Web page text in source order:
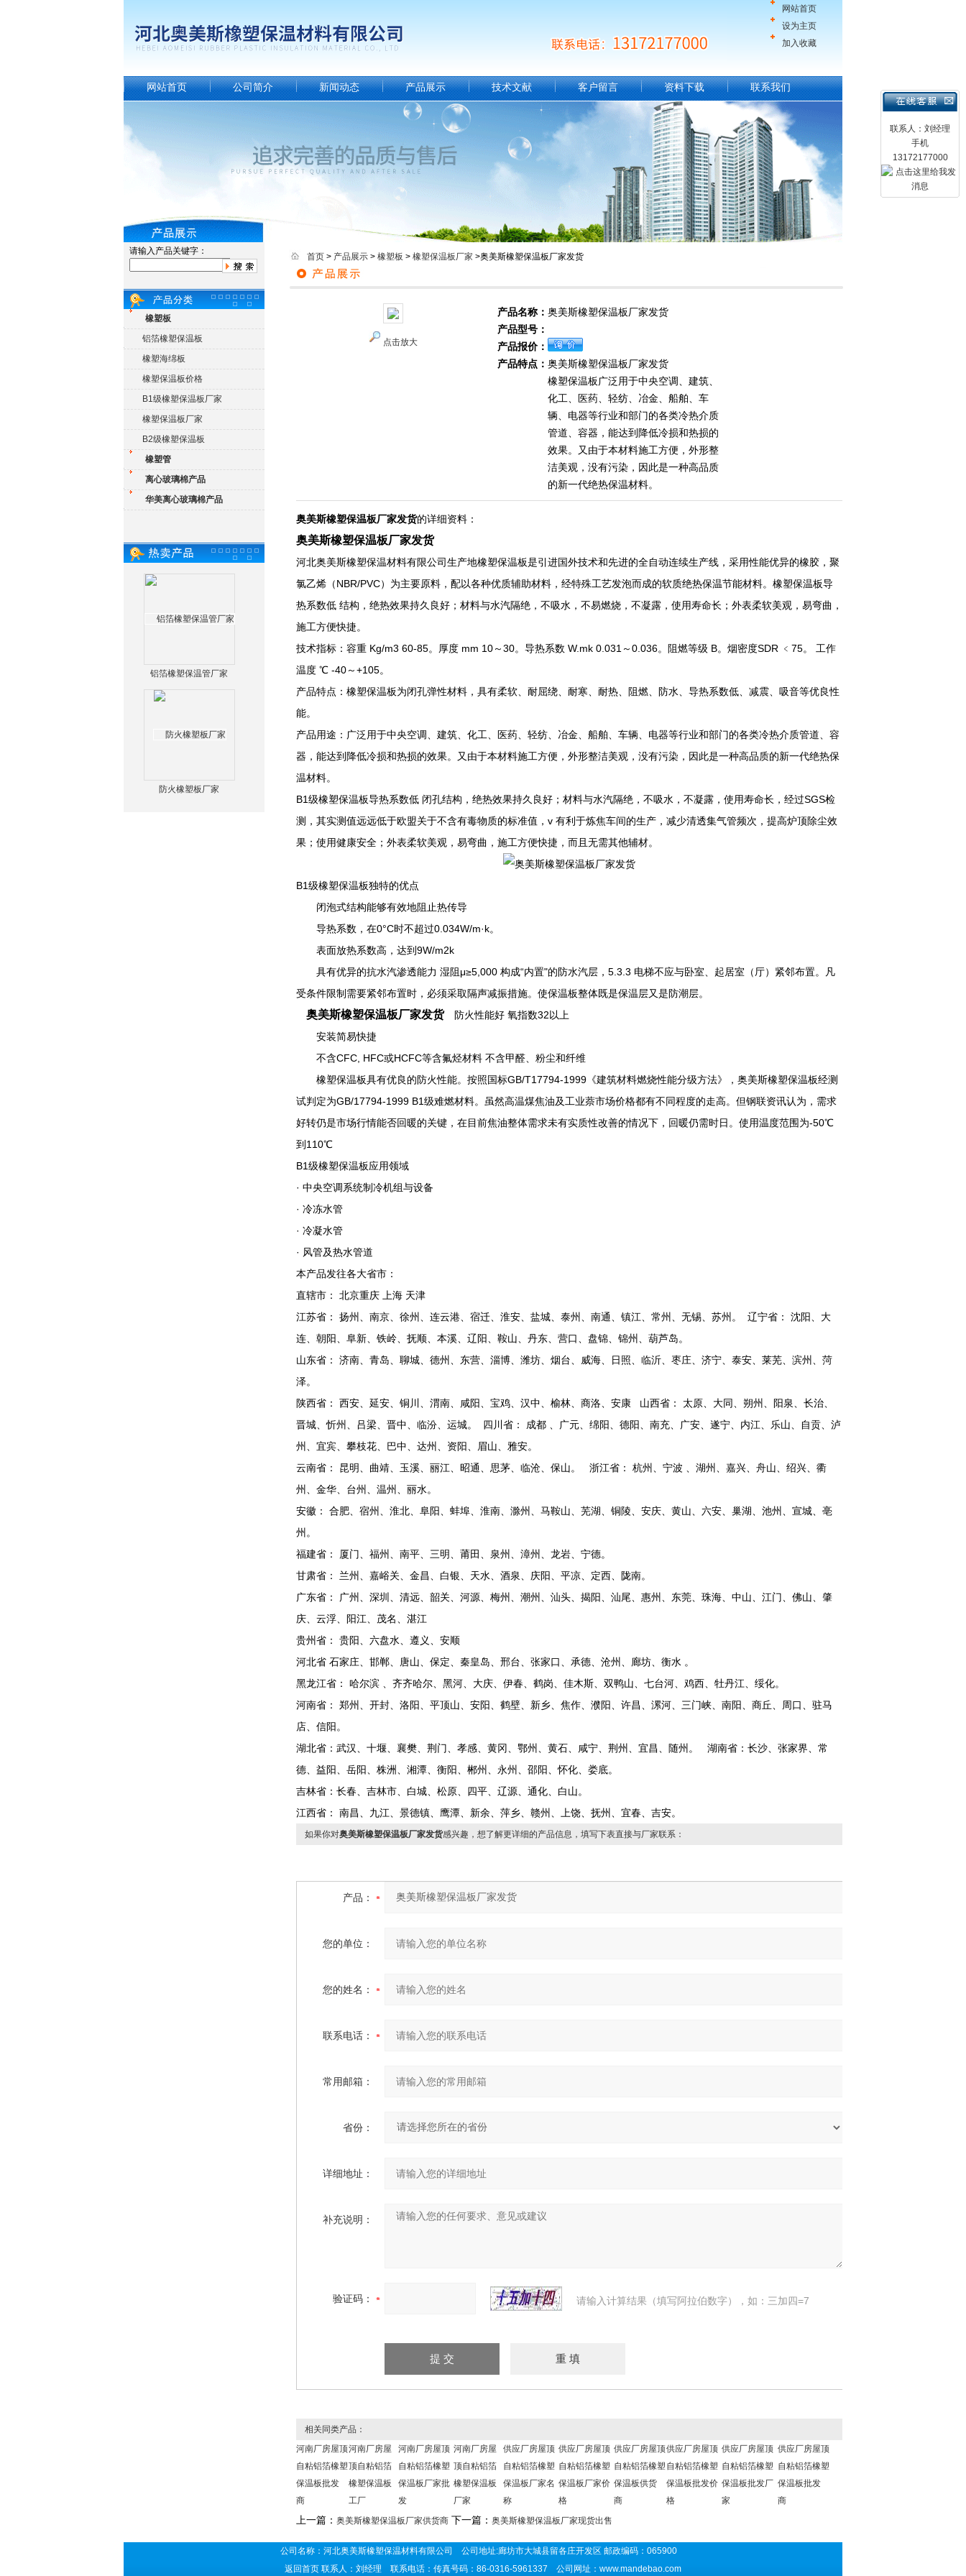
网站首页
设为主页
加入收藏
联系人：刘经理
手机
13172177000
网站首页 公司简介 新闻动态 产品展示 技术文献 客户留言 资料下载 联系我们
请输入产品关键字：
橡塑板
铝箔橡塑保温板
橡塑海绵板
橡塑保温板价格
B1级橡塑保温板厂家
橡塑保温板厂家
B2级橡塑保温板
橡塑管
离心玻璃棉产品
华美离心玻璃棉产品
铝箔橡塑保温管厂家
防火橡塑板厂家
首页 > 产品展示 > 橡塑板 > 橡塑保温板厂家 >奥美斯橡塑保温板厂家发货
点击放大
产品名称： 奥美斯橡塑保温板厂家发货
产品型号：
产品报价：
产品特点： 奥美斯橡塑保温板厂家发货
橡塑保温板广泛用于中央空调、建筑、
化工、医药、轻纺、冶金、船舶、车
辆、电器等行业和部门的各类冷热介质
管道、容器，能达到降低冷损和热损的
效果。又由于本材料施工方便，外形整
洁美观，没有污染，因此是一种高品质
的新一代绝热保温材料。
奥美斯橡塑保温板厂家发货的详细资料：
奥美斯橡塑保温板厂家发货
河北奥美斯橡塑保温材料有限公司生产地橡塑保温板是引进国外技术和先进的全自动连续生产线，采用性能优异的橡胶，聚
氯乙烯（NBR/PVC）为主要原料，配以各种优质辅助材料，经特殊工艺发泡而成的软质绝热保温节能材料。橡塑保温板导
热系数低 结构，绝热效果持久良好；材料与水汽隔绝，不吸水，不易燃烧，不凝露，使用寿命长；外表柔软美观，易弯曲，
施工方便快捷。
技术指标：容重 Kg/m3 60-85。厚度 mm 10～30。导热系数 W.mk 0.031～0.036。阻燃等级 B。烟密度SDR ﹤75。 工作
温度 ℃ -40～+105。
产品特点：橡塑保温板为闭孔弹性材料，具有柔软、耐屈绕、耐寒、耐热、阻燃、防水、导热系数低、减震、吸音等优良性
能。
产品用途：广泛用于中央空调、建筑、化工、医药、轻纺、冶金、船舶、车辆、电器等行业和部门的各类冷热介质管道、容
器，能达到降低冷损和热损的效果。又由于本材料施工方便，外形整洁美观，没有污染，因此是一种高品质的新一代绝热保
温材料。
B1级橡塑保温板导热系数低 闭孔结构，绝热效果持久良好；材料与水汽隔绝，不吸水，不凝露，使用寿命长，经过SGS检
测，其实测值远远低于欧盟关于不含有毒物质的标准值，v 有利于炼焦车间的生产，减少清透集气管频次，提高炉顶除尘效
果；使用健康安全；外表柔软美观，易弯曲，施工方便快捷，而且无需其他辅材。
B1级橡塑保温板独特的优点
闭泡式结构能够有效地阻止热传导
导热系数，在0°C时不超过0.034W/m·k。
表面放热系数高，达到9W/m2k
具有优异的抗水汽渗透能力 湿阻μ≥5,000 构成“内置"的防水汽层，5.3.3 电梯不应与卧室、起居室（厅）紧邻布置。凡
受条件限制需要紧邻布置时，必须采取隔声减振措施。使保温板整体既是保温层又是防潮层。
奥美斯橡塑保温板厂家发货防火性能好 氧指数32以上
安装简易快捷
不含CFC, HFC或HCFC等含氟烃材料 不含甲醛、粉尘和纤维
橡塑保温板具有优良的防火性能。按照国标GB/T17794-1999《建筑材料燃烧性能分级方法》，奥美斯橡塑保温板经测
试判定为GB/17794-1999 B1级难燃材料。虽然高温煤焦油及工业萘市场价格都有不同程度的走高。但钢联资讯认为，需求
好转仍是市场行情能否回暖的关键，在目前焦油整体需求未有实质性改善的情况下，回暖仍需时日。使用温度范围为-50℃
到110℃
B1级橡塑保温板应用领域
· 中央空调系统制冷机组与设备
· 冷冻水管
· 冷凝水管
· 风管及热水管道
本产品发往各大省市：
直辖市： 北京重庆 上海 天津
江苏省： 扬州、南京、徐州、连云港、宿迁、淮安、盐城、泰州、南通、镇江、常州、无锡、苏州。 辽宁省： 沈阳、大
连、朝阳、阜新、铁岭、抚顺、本溪、辽阳、鞍山、丹东、营口、盘锦、锦州、葫芦岛。
山东省： 济南、青岛、聊城、德州、东营、淄博、潍坊、烟台、威海、日照、临沂、枣庄、济宁、泰安、莱芜、滨州、菏
泽。
陕西省： 西安、延安、铜川、渭南、咸阳、宝鸡、汉中、榆林、商洛、安康 山西省： 太原、大同、朔州、阳泉、长治、
晋城、忻州、吕梁、晋中、临汾、运城。 四川省： 成都 、广元、绵阳、德阳、南充、广安、遂宁、内江、乐山、自贡、泸
州、宜宾、攀枝花、巴中、达州、资阳、眉山、雅安。
云南省： 昆明、曲靖、玉溪、丽江、昭通、思茅、临沧、保山。 浙江省： 杭州、宁波 、湖州、嘉兴、舟山、绍兴、衢
州、金华、台州、温州、丽水。
安徽： 合肥、宿州、淮北、阜阳、蚌埠、淮南、滁州、马鞍山、芜湖、铜陵、安庆、黄山、六安、巢湖、池州、宣城、亳
州。
福建省： 厦门、福州、南平、三明、莆田、泉州、漳州、龙岩、宁德。
甘肃省： 兰州、嘉峪关、金昌、白银、天水、酒泉、庆阳、平凉、定西、陇南。
广东省： 广州、深圳、清远、韶关、河源、梅州、潮州、汕头、揭阳、汕尾、惠州、东莞、珠海、中山、江门、佛山、肇
庆、云浮、阳江、茂名、湛江
贵州省： 贵阳、六盘水、遵义、安顺
河北省 石家庄、邯郸、唐山、保定、秦皇岛、邢台、张家口、承德、沧州、廊坊、衡水 。
黑龙江省： 哈尔滨 、齐齐哈尔、黑河、大庆、伊春、鹤岗、佳木斯、双鸭山、七台河、鸡西、牡丹江、绥化。
河南省： 郑州、开封、洛阳、平顶山、安阳、鹤壁、新乡、焦作、濮阳、许昌、漯河、三门峡、南阳、商丘、周口、驻马
店、信阳。
湖北省：武汉、十堰、襄樊、荆门、孝感、黄冈、鄂州、黄石、咸宁、荆州、宜昌、随州。 湖南省：长沙、张家界、常
德、益阳、岳阳、株洲、湘潭、衡阳、郴州、永州、邵阳、怀化、娄底。
吉林省：长春、吉林市、白城、松原、四平、辽源、通化、白山。
江西省： 南昌、九江、景德镇、鹰潭、新余、萍乡、赣州、上饶、抚州、宜春、吉安。
如果你对奥美斯橡塑保温板厂家发货感兴趣，想了解更详细的产品信息，填写下表直接与厂家联系：
产品：
您的单位：
您的姓名：
联系电话：
常用邮箱：
省份：
详细地址：
补充说明：
验证码： 请输入计算结果（填写阿拉伯数字），如：三加四=7
相关同类产品：
河南厂房屋顶
自粘铝箔橡塑
保温板批发
商
河南厂房屋
顶自粘铝箔
橡塑保温板
工厂
河南厂房屋顶
自粘铝箔橡塑
保温板厂家批
发
河南厂房屋
顶自粘铝箔
橡塑保温板
厂家
供应厂房屋顶
自粘铝箔橡塑
保温板厂家名
称
供应厂房屋顶
自粘铝箔橡塑
保温板厂家价
格
供应厂房屋顶
自粘铝箔橡塑
保温板供货
商
供应厂房屋顶
自粘铝箔橡塑
保温板批发价
格
供应厂房屋顶
自粘铝箔橡塑
保温板批发厂
家
供应厂房屋顶
自粘铝箔橡塑
保温板批发
商
上一篇： 奥美斯橡塑保温板厂家供货商 下一篇： 奥美斯橡塑保温板厂家现货出售
公司名称：河北奥美斯橡塑保温材料有限公司 公司地址:廊坊市大城县留各庄开发区 邮政编码：065900
返回首页 联系人：刘经理 联系电话：传真号码：86-0316-5961337 公司网址： www.mandebao.com